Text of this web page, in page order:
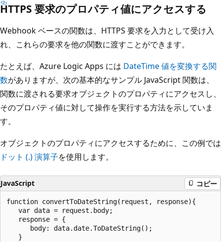
HTTPS 要求のプロパティ値にアクセスする
Webhook ベースの関数は、HTTPS 要求を入力として受け入
れ、これらの要求を他の関数に渡すことができます。
たとえば、Azure Logic Apps には DateTime 値を変換する関
数がありますが、次の基本的なサンプル JavaScript 関数は、
関数に渡される要求オブジェクトのプロパティにアクセスし、
そのプロパティ値に対して操作を実行する方法を示していま
す。
オブジェクトのプロパティにアクセスするために、この例では
ドット (.) 演算子を使用します。
JavaScript コピー
function convertToDateString(request, response){
   var data = request.body;
   response = {
      body: data.date.ToDateString();
   }